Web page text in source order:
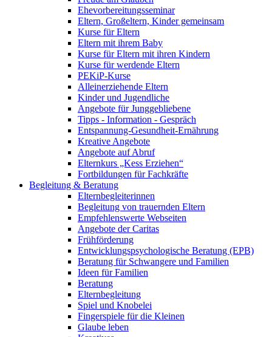
Ehevorbereitungsseminar
Eltern, Großeltern, Kinder gemeinsam
Kurse für Eltern
Eltern mit ihrem Baby
Kurse für Eltern mit ihren Kindern
Kurse für werdende Eltern
PEKiP-Kurse
Alleinerziehende Eltern
Kinder und Jugendliche
Angebote für Junggebliebene
Tipps - Information - Gespräch
Entspannung-Gesundheit-Ernährung
Kreative Angebote
Angebote auf Abruf
Elternkurs „Kess Erziehen“
Fortbildungen für Fachkräfte
Begleitung & Beratung
Elternbegleiterinnen
Begleitung von trauernden Eltern
Empfehlenswerte Webseiten
Angebote der Caritas
Frühförderung
Entwicklungspsychologische Beratung (EPB)
Beratung für Schwangere und Familien
Ideen für Familien
Beratung
Elternbegleitung
Spiel und Knobelei
Fingerspiele für die Kleinen
Glaube leben